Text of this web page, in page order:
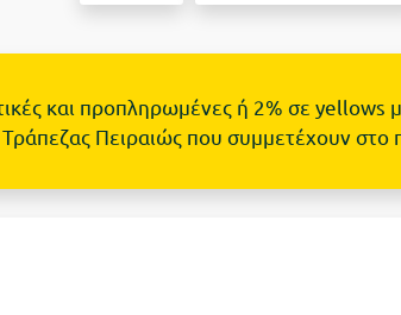
και προπληρωμένες ή 2% σε yellows
Πειραιώς που συμμετέχουν στο